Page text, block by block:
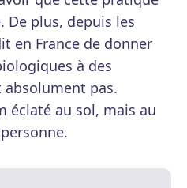
plus, depuis les
en France de donner
à des
pas.
éclaté au sol, mais au